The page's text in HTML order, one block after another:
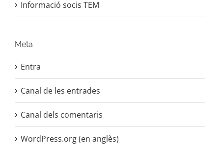
Informació socis TEM
Meta
Entra
Canal de les entrades
Canal dels comentaris
WordPress.org (en anglès)